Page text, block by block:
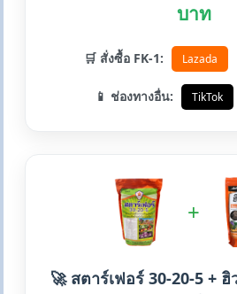
บาท
🛒 สั่งซื้อ FK-1: Lazada
📱 ช่องทางอื่น: TikTok
+
🚀 สตาร์เฟอร์ 30-20-5 + ฮิ